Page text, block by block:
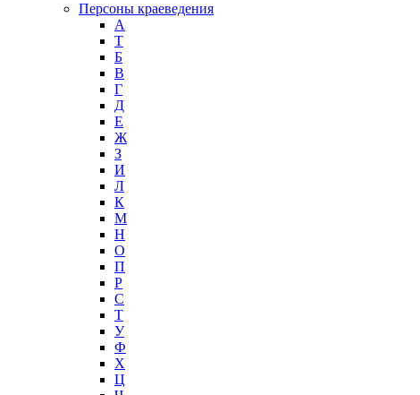
Персоны краеведения
А
T
Б
В
Г
Д
Е
Ж
З
И
Л
К
М
Н
О
П
Р
С
Т
У
Ф
Х
Ц